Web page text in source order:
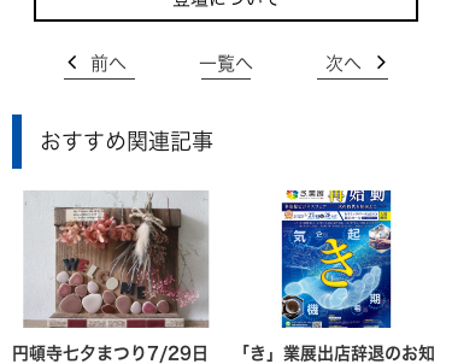
前へ 一覧へ 次へ
おすすめ関連記事
円頓寺七夕まつり7/29日
「き」業展出店辞退のお知